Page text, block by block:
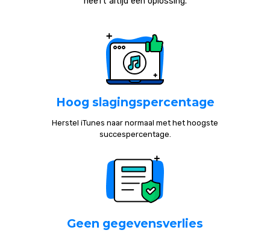
Hoog slagingspercentage
Herstel iTunes naar normaal met het hoogste
succespercentage.
Geen gegevensverlies